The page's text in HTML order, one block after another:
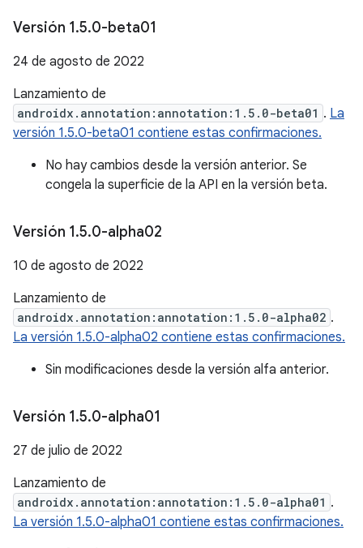
Versión 1.5.0-beta01
24 de agosto de 2022
Lanzamiento de
androidx.annotation:annotation:1.5.0-beta01 . La
versión 1.5.0-beta01 contiene estas confirmaciones.
No hay cambios desde la versión anterior. Se
congela la superficie de la API en la versión beta.
Versión 1.5.0-alpha02
10 de agosto de 2022
Lanzamiento de
androidx.annotation:annotation:1.5.0-alpha02 .
La versión 1.5.0-alpha02 contiene estas confirmaciones.
Sin modificaciones desde la versión alfa anterior.
Versión 1.5.0-alpha01
27 de julio de 2022
Lanzamiento de
androidx.annotation:annotation:1.5.0-alpha01 .
La versión 1.5.0-alpha01 contiene estas confirmaciones.